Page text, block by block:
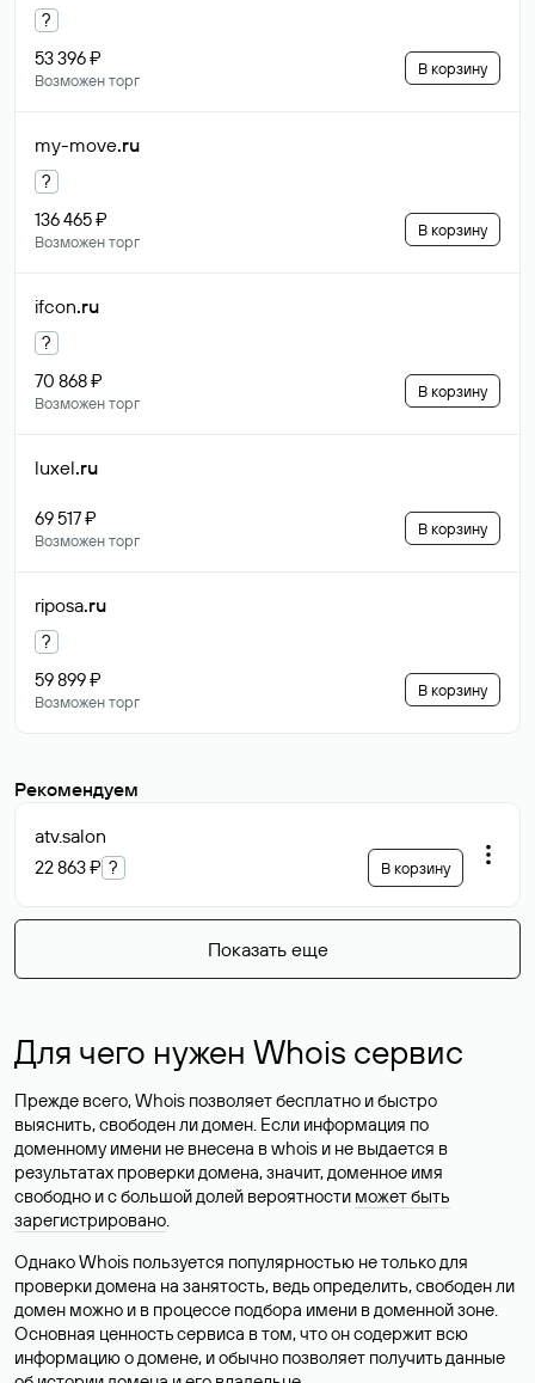
?
53 396 ₽
Возможен торг
В корзину
my-move.ru
?
136 465 ₽
Возможен торг
В корзину
ifcon.ru
?
70 868 ₽
Возможен торг
В корзину
luxel.ru
69 517 ₽
Возможен торг
В корзину
riposa.ru
?
59 899 ₽
Возможен торг
В корзину
Рекомендуем
atv.salon
22 863 ₽ ? В корзину
Показать еще
Для чего нужен Whois сервис
Прежде всего, Whois позволяет бесплатно и быстро
выяснить, свободен ли домен. Если информация по
доменному имени не внесена в whois и не выдается в
результатах проверки домена, значит, доменное имя
свободно и с большой долей вероятности может быть
зарегистрировано.
Однако Whois пользуется популярностью не только для
проверки домена на занятость, ведь определить, свободен ли
домен можно и в процессе подбора имени в доменной зоне.
Основная ценность сервиса в том, что он содержит всю
информацию о домене, и обычно позволяет получить данные